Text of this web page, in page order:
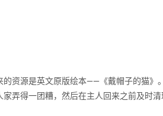
的资源是英文原版绘本——《戴帽子的猫》
家弄得一团糟，然后在主人回来之前及时